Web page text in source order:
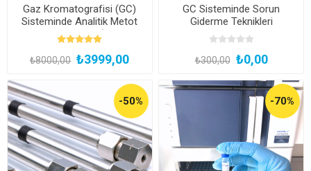
Gaz Kromatografisi (GC)
Sisteminde Analitik Metot
Geliştirme Eğitimi (Kayıttan
Hemen İzle)
₺8000,00 ₺3999,00
GC Sisteminde Sorun
Giderme Teknikleri
₺300,00 ₺0,00
-50% -70%